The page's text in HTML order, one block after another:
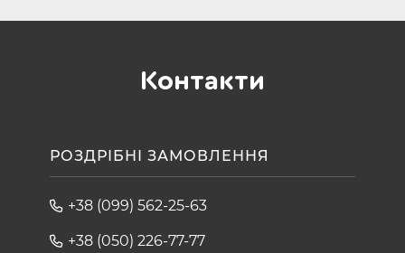
Контакти
РОЗДРІБНІ ЗАМОВЛЕННЯ
+38 (099) 562-25-63
+38 (050) 226-77-77